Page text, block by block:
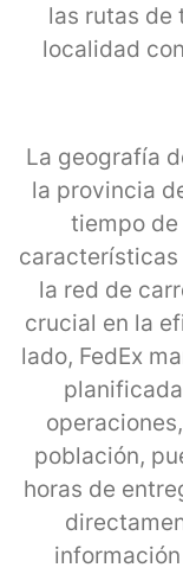
las rutas de
localidad
La geografía
la provincia
tiempo de
la red de
crucial en la
lado, FedEx
población,
horas de